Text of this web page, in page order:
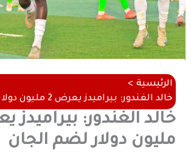
الرئيسية
خالد الغندور: بيراميدز يعرض 2 مليون دولار لضم الجان
مليون دولار لضم الجان